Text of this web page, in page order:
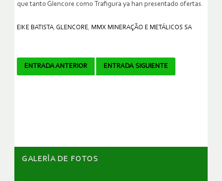
que tanto Glencore como Trafigura ya han presentado ofertas.
EIKE BATISTA, GLENCORE, MMX MINERAÇÃO E METÁLICOS SA
Navegador
ENTRADA ANTERIOR ENTRADA SIGUIENTE
GALERÌA DE FOTOS